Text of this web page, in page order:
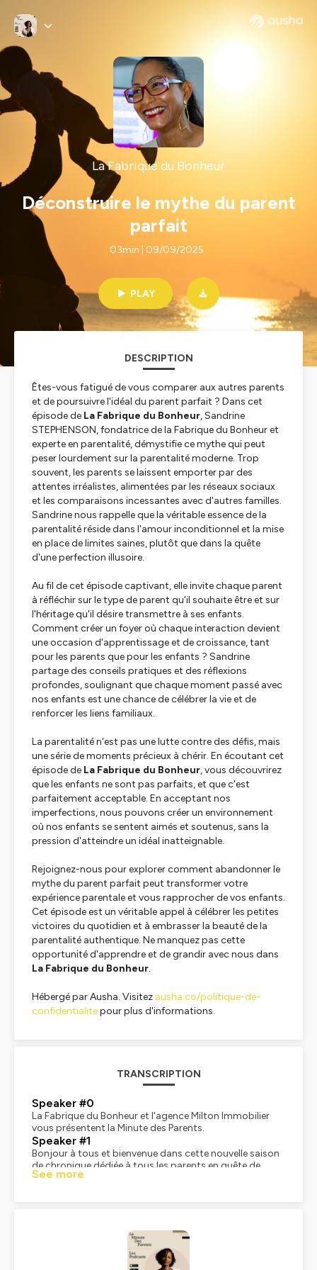
La Fabrique du Bonheur
Déconstruire le mythe du parent
parfait
03min | 09/09/2025
PLAY
DESCRIPTION
Êtes-vous fatigué de vous comparer aux autres parents
et de poursuivre l'idéal du parent parfait ? Dans cet
épisode de La Fabrique du Bonheur, Sandrine
STEPHENSON, fondatrice de la Fabrique du Bonheur et
experte en parentalité, démystifie ce mythe qui peut
peser lourdement sur la parentalité moderne. Trop
souvent, les parents se laissent emporter par des
attentes irréalistes, alimentées par les réseaux sociaux
et les comparaisons incessantes avec d'autres familles.
Sandrine nous rappelle que la véritable essence de la
parentalité réside dans l'amour inconditionnel et la mise
en place de limites saines, plutôt que dans la quête
d'une perfection illusoire.
Au fil de cet épisode captivant, elle invite chaque parent
à réfléchir sur le type de parent qu'il souhaite être et sur
l'héritage qu'il désire transmettre à ses enfants.
Comment créer un foyer où chaque interaction devient
une occasion d'apprentissage et de croissance, tant
pour les parents que pour les enfants ? Sandrine
partage des conseils pratiques et des réflexions
profondes, soulignant que chaque moment passé avec
nos enfants est une chance de célébrer la vie et de
renforcer les liens familiaux.
La parentalité n'est pas une lutte contre des défis, mais
une série de moments précieux à chérir. En écoutant cet
épisode de La Fabrique du Bonheur, vous découvrirez
que les enfants ne sont pas parfaits, et que c'est
parfaitement acceptable. En acceptant nos
imperfections, nous pouvons créer un environnement
où nos enfants se sentent aimés et soutenus, sans la
pression d'atteindre un idéal inatteignable.
Rejoignez-nous pour explorer comment abandonner le
mythe du parent parfait peut transformer votre
expérience parentale et vous rapprocher de vos enfants.
Cet épisode est un véritable appel à célébrer les petites
victoires du quotidien et à embrasser la beauté de la
parentalité authentique. Ne manquez pas cette
opportunité d'apprendre et de grandir avec nous dans
La Fabrique du Bonheur.
Hébergé par Ausha. Visitez ausha.co/politique-de-
confidentialitepour plus d'informations.
TRANSCRIPTION
Speaker #0
La Fabrique du Bonheur et l'agence Milton Immobilier
vous présentent la Minute des Parents.
Speaker #1
Bonjour à tous et bienvenue dans cette nouvelle saison
de chronique dédiée à tous les parents en quête de
clarté sur leur cheminement parental. Ici, notre objectif
toute la différence. Mon rôle est de vous accompagner
pas à pas, de vous encourager et de vous soutenir sur
ce parcours riche en découvertes. Je suis Sandrine,
See more